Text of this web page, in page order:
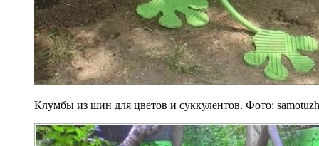
Клумбы из шин для цветов и суккулентов. Фото: